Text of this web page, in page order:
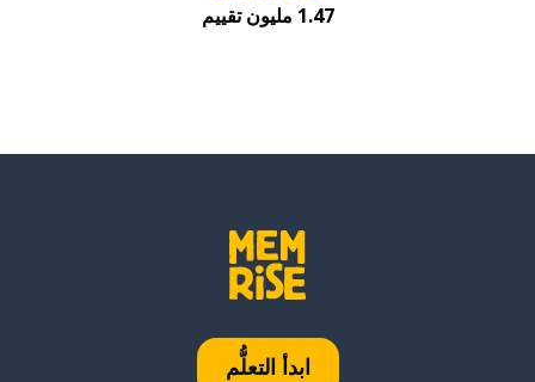
1.47 مليون تقييم
ابدأ التعلُّم